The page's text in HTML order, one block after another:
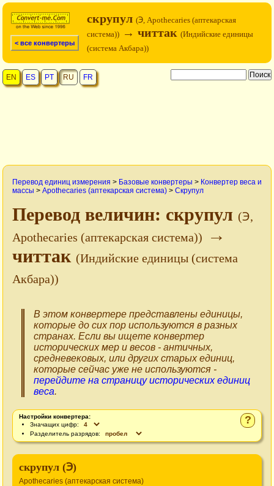
< все конвертеры
скрупул (℈, Apothecaries (аптекарская
система)) → читтак (Индийские единицы
(система Акбара))
EN ES PT RU FR
Перевод единиц измерения > Базовые конвертеры > Конвертер веса и
массы > Apothecaries (аптекарская система) > Скрупул
Перевод величин: скрупул (℈,
Apothecaries (аптекарская система))
→
читтак (Индийские единицы (система
Акбара))
В этом конвертере представлены единицы,
которые до сих пор используются в разных
странах. Если вы ищете конвертер
исторических мер и весов - античных,
средневековых, или других старых единиц,
которые сейчас уже не используются -
перейдите на страницу исторических единиц
веса.
?
Настройки конвертера:
Значащих цифр:
Разделитель разрядов:
скрупул (℈)
Apothecaries (аптекарская система)